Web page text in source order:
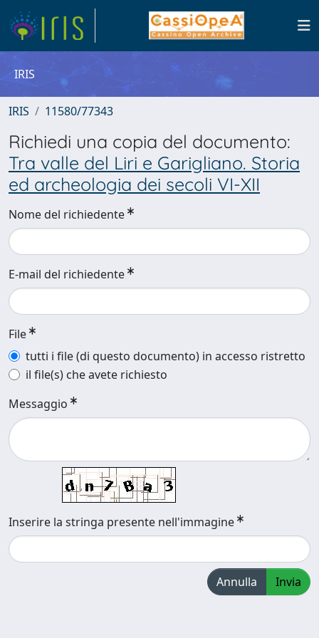
IRIS
IRIS 11580/77343
Richiedi una copia del documento:
Tra valle del Liri e Garigliano. Storia
ed archeologia dei secoli VI-XII
Nome del richiedente
E-mail del richiedente
File
tutti i file (di questo documento) in accesso ristretto
il file(s) che avete richiesto
Messaggio
Inserire la stringa presente nell'immagine
Annulla Invia